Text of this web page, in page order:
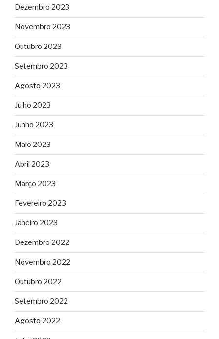
Dezembro 2023
Novembro 2023
Outubro 2023
Setembro 2023
Agosto 2023
Julho 2023
Junho 2023
Maio 2023
Abril 2023
Março 2023
Fevereiro 2023
Janeiro 2023
Dezembro 2022
Novembro 2022
Outubro 2022
Setembro 2022
Agosto 2022